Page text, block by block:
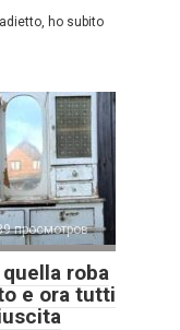
ho subito
просмотров
roba
e ora tutti